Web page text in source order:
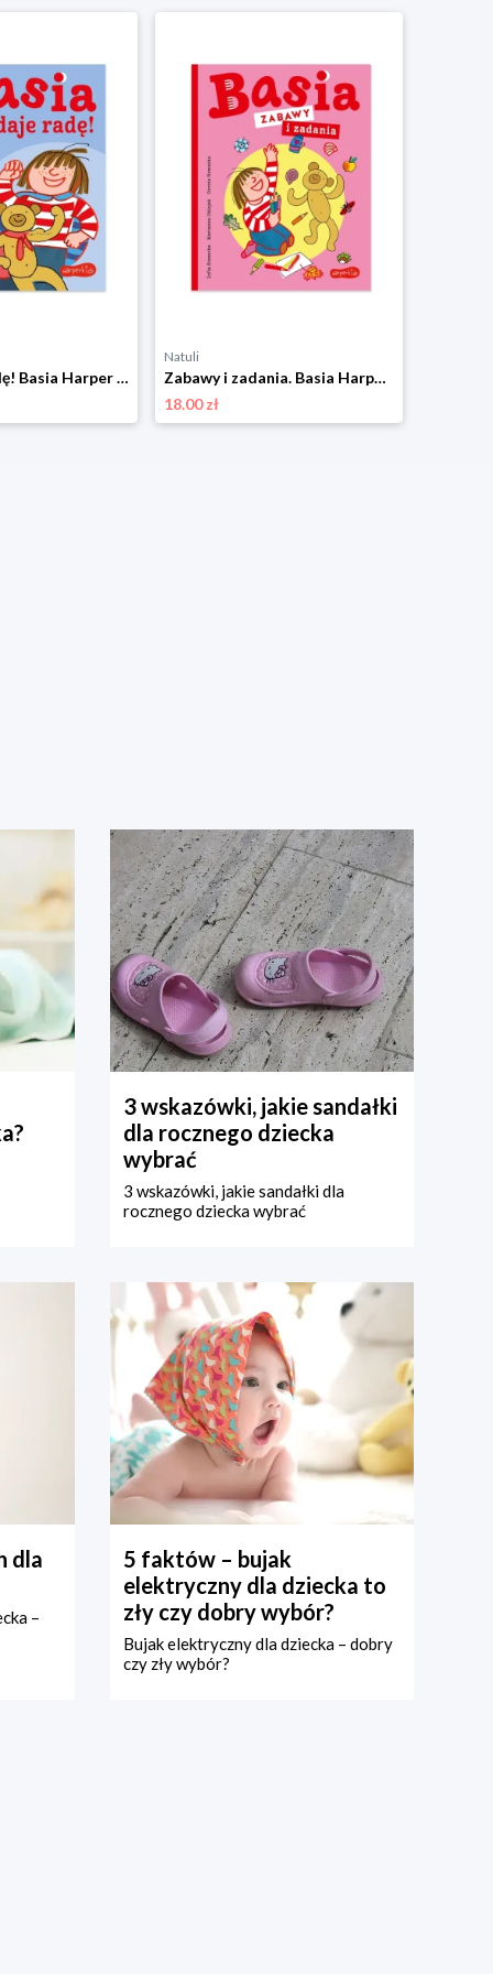
Basia daje radę! Basia Harper kids
Natuli
Zabawy i zadania. Basia Harper kids
18.00 zł
3 wskazówki, jakie sandałki
dla rocznego dziecka
wybrać
3 wskazówki, jakie sandałki dla
rocznego dziecka wybrać
dla
–
5 faktów – bujak
elektryczny dla dziecka to
zły czy dobry wybór?
Bujak elektryczny dla dziecka – dobry
czy zły wybór?